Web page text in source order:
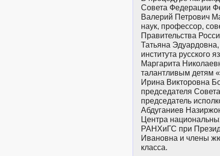
Совета Федерации
Валерий Петрович
наук, профессор,
Правительства
Татьяна Эдуардовна,
института русского
Маргарита
талантливым детям
Ирина Викторовна
председателя
председатель
Абдуганиев
Центра
РАНХиГС при
Ивановна и члены
класса.